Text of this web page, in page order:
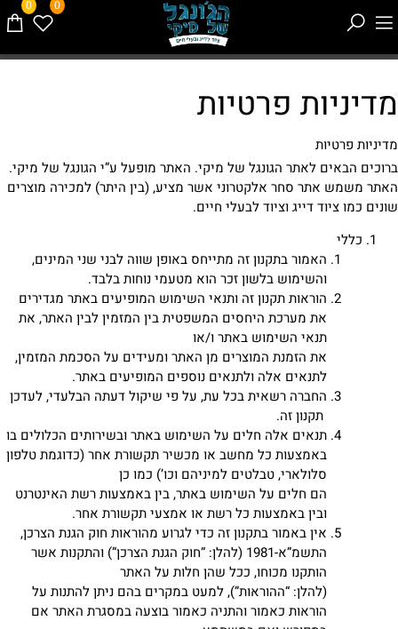
0 0
מדיניות פרטיות
מדיניות פרטיות
ברוכים הבאים לאתר הגונגל של מיקי. האתר מופעל ע”י הגונגל של מיקי.
האתר משמש אתר סחר אלקטרוני אשר מציע, (בין היתר) למכירה מוצרים
שונים כמו ציוד דייג וציוד לבעלי חיים.
כללי
האמור בתקנון זה מתייחס באופן שווה לבני שני המינים,
והשימוש בלשון זכר הוא מטעמי נוחות בלבד.
הוראות תקנון זה ותנאי השימוש המופיעים באתר מגדירים
את מערכת היחסים המשפטית בין המזמין לבין האתר, את
תנאי השימוש באתר ו/או
את הזמנת המוצרים מן האתר ומעידים על הסכמת המזמין,
לתנאים אלה ולתנאים נוספים המופיעים באתר.
החברה רשאית בכל עת, על פי שיקול דעתה הבלעדי, לעדכן
תקנון זה.
תנאים אלה חלים על השימוש באתר ובשירותים הכלולים בו
באמצעות כל מחשב או מכשיר תקשורת אחר (כדוגמת טלפון
סלולארי, טבלטים למיניהם וכו’) כמו כן
הם חלים על השימוש באתר, בין באמצעות רשת האינטרנט
ובין באמצעות כל רשת או אמצעי תקשורת אחר.
אין באמור בתקנון זה כדי לגרוע מהוראות חוק הגנת הצרכן,
התשמ”א-1981 (להלן: “חוק הגנת הצרכן”) והתקנות אשר
הותקנו מכוחו, ככל שהן חלות על האתר
(להלן: “ההוראות”), למעט במקרים בהם ניתן להתנות על
הוראות כאמור והתניה כאמור בוצעה במסגרת האתר אם